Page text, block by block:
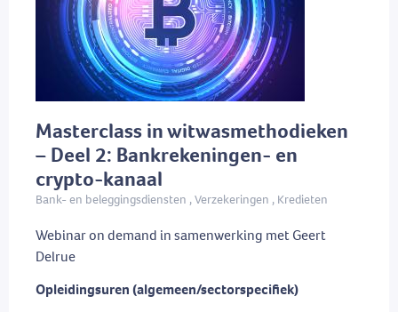
Masterclass in witwasmethodieken
– Deel 2: Bankrekeningen- en
crypto-kanaal
Bank- en beleggingsdiensten , Verzekeringen , Kredieten
Webinar on demand in samenwerking met Geert
Delrue
Opleidingsuren (algemeen/sectorspecifiek)